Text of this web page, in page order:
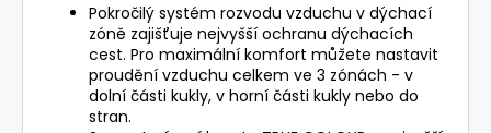
Pokročilý systém rozvodu vzduchu v dýchací
zóně zajišťuje nejvyšší ochranu dýchacích
cest. Pro maximální komfort můžete nastavit
proudění vzduchu celkem ve 3 zónách - v
dolní části kukly, v horní části kukly nebo do
stran.